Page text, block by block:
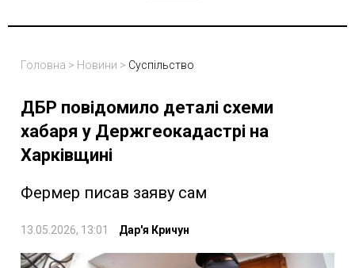
Головна > Новини > Суспільство
ДБР повідомило деталі схеми
хабаря у Держгеокадастрі на
Харківщині
Фермер писав заяву сам
13.05.2026, 13:01 Дар'я Кричун